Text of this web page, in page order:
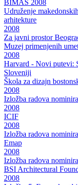
BIMAS 2008
Udruženje
arhitekture
2008
Za javni prostor
Muzej primenjenih
2008
Harvard - Novi putevi:
Sloveniji
Škola za dizajn
2008
Izložba radova
2008
ICIF
2008
Izložba radova
Emap
2008
Izložba radova
BSI Architectural
2008